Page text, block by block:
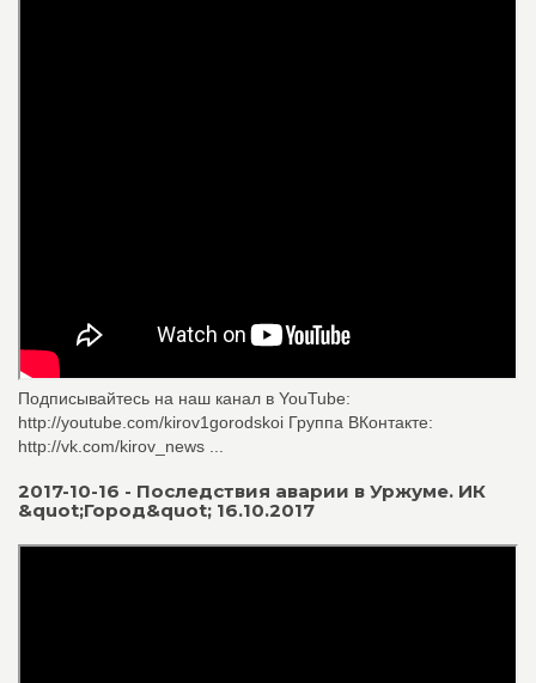
Подписывайтесь на наш канал в YouTube:
http://youtube.com/kirov1gorodskoi Группа ВКонтакте:
http://vk.com/kirov_news ...
2017-10-16 - Последствия аварии в Уржуме. ИК
&quot;Город&quot; 16.10.2017